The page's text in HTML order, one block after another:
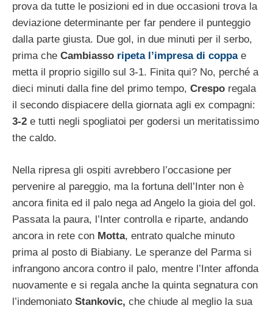
prova da tutte le posizioni ed in due occasioni trova la
deviazione determinante per far pendere il punteggio
dalla parte giusta. Due gol, in due minuti per il serbo,
prima che Cambiasso ripeta l’impresa di coppae
metta il proprio sigillo sul 3-1. Finita qui? No, perché a
dieci minuti dalla fine del primo tempo, Crespo regala
il secondo dispiacere della giornata agli ex compagni:
3-2 e tutti negli spogliatoi per godersi un meritatissimo
the caldo.
Nella ripresa gli ospiti avrebbero l’occasione per
pervenire al pareggio, ma la fortuna dell’Inter non è
ancora finita ed il palo nega ad Angelo la gioia del gol.
Passata la paura, l’Inter controlla e riparte, andando
ancora in rete con Motta, entrato qualche minuto
prima al posto di Biabiany. Le speranze del Parma si
infrangono ancora contro il palo, mentre l’Inter affonda
nuovamente e si regala anche la quinta segnatura con
l’indemoniato Stankovic, che chiude al meglio la sua